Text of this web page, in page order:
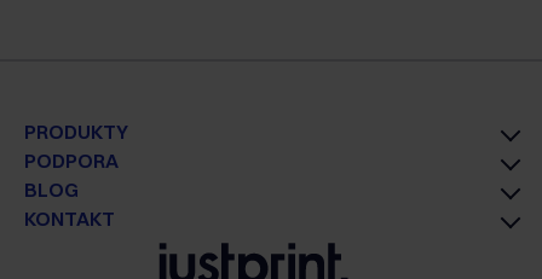
PRODUKTY
PODPORA
BLOG
KONTAKT